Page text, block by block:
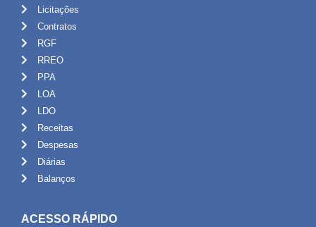
Licitações
Contratos
RGF
RREO
PPA
LOA
LDO
Receitas
Despesas
Diárias
Balanços
ACESSO RÁPIDO